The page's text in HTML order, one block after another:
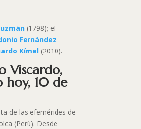
(1798); el
Fernández
Kímel (2010).
Viscardo,
hoy, 10 de
de las efemérides de
(Perú). Desde